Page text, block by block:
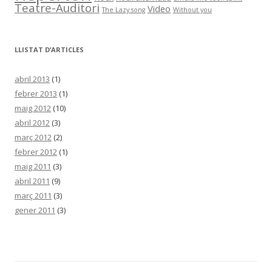
s
Teatre-Auditori The Lazy song Video Without you
LLISTAT D’ARTICLES
abril 2013 (1)
febrer 2013 (1)
maig 2012 (10)
abril 2012 (3)
març 2012 (2)
febrer 2012 (1)
maig 2011 (3)
abril 2011 (9)
març 2011 (3)
gener 2011 (3)